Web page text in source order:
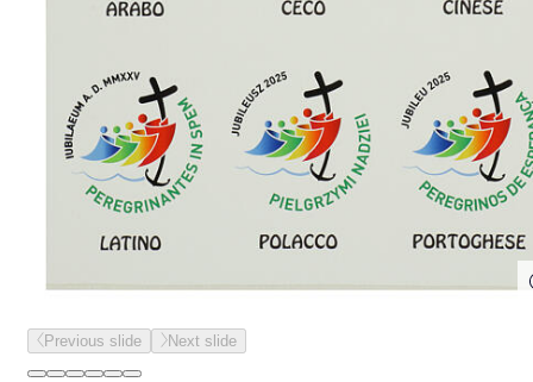
Previous slide Next slide